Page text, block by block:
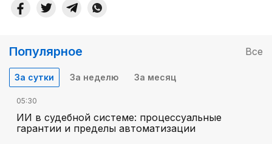
Популярное Все
За сутки За неделю За месяц
05:30
ИИ в судебной системе: процессуальные
гарантии и пределы автоматизации